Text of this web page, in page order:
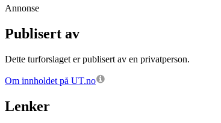
Annonse
Publisert av
Dette turforslaget er publisert av en privatperson.
Om innholdet på UT.no
Lenker